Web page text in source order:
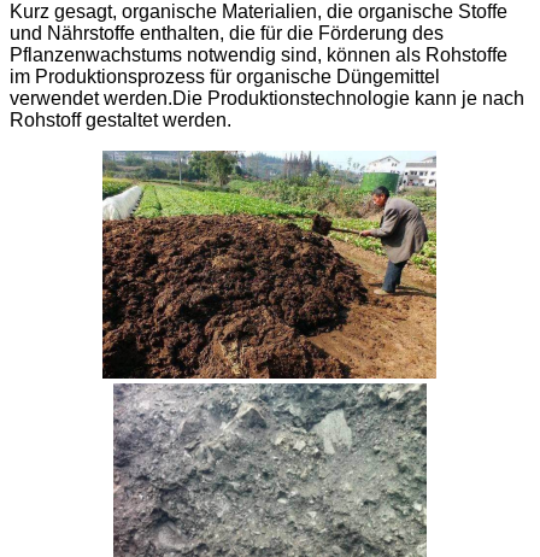
Kurz gesagt, organische Materialien, die organische Stoffe
und Nährstoffe enthalten, die für die Förderung des
Pflanzenwachstums notwendig sind, können als Rohstoffe
im Produktionsprozess für organische Düngemittel
verwendet werden.Die Produktionstechnologie kann je nach
Rohstoff gestaltet werden.